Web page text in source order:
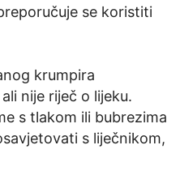
se koristiti
krumpira
nije riječ o lijeku.
s tlakom ili bubrezima
s liječnikom,